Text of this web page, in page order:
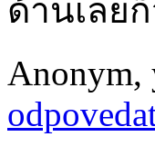
ด้านเลย
Anonym,